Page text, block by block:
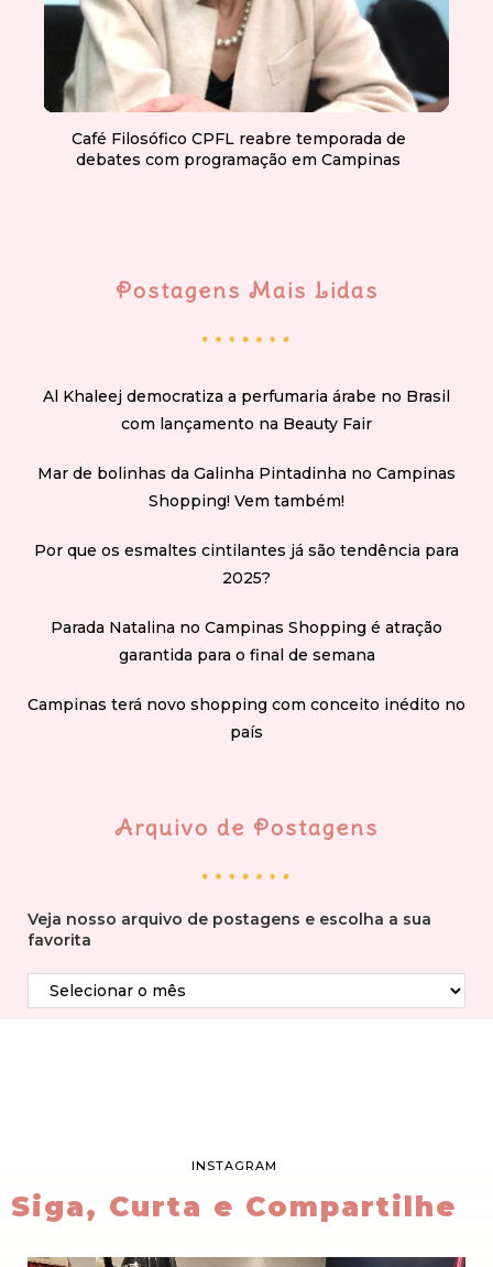
Café Filosófico CPFL reabre temporada de
debates com programação em Campinas
Postagens Mais Lidas
Al Khaleej democratiza a perfumaria árabe no Brasil
com lançamento na Beauty Fair
Mar de bolinhas da Galinha Pintadinha no Campinas
Shopping! Vem também!
Por que os esmaltes cintilantes já são tendência para
2025?
Parada Natalina no Campinas Shopping é atração
garantida para o final de semana
Campinas terá novo shopping com conceito inédito no
país
Arquivo de Postagens
Veja nosso arquivo de postagens e escolha a sua
favorita
INSTAGRAM
Siga, Curta e Compartilhe